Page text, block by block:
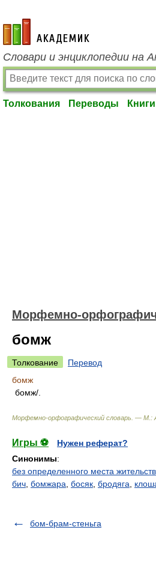
academic.ru
Словари и энциклопедии на
Толкования Переводы Книги
Морфемно-
бомж
Толкование
Перевод
бомж
бомж/.
Морфемно-орфографический словарь. — М.:
Игры ⚽
Нужен реферат?
Синонимы:
без определенного места
бич бомжара босяк бродяга
бом-брам-стеньга